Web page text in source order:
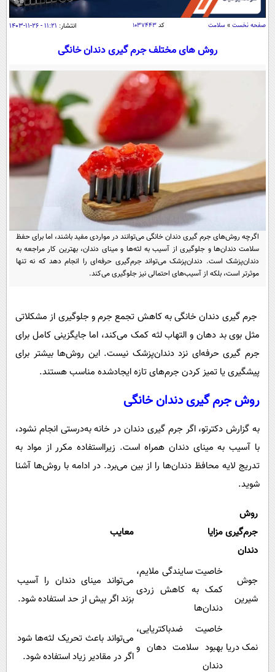
اقتصاد
اقتصادی
جامعه
حوادث
سلامت
یک برش دانایی
محیط زیست
سفر و تفریح
بین الملل
سیاست خارجی
فرهنگ و هنر
فناوری و It
علمی
اخبار کریپتو
قرآن
گوناگون
سرگرمی
باشگاه مغز
مجله تصویری سلاح
فیلم
اقتصاد
ورزش
سیاست
سرگرمی
حوادث
محیط زیست
سلامت
اجتماعی
عصر ایران 2
خواندنی ها و دیدنی ها
داستان کوتاه
پیامک
آشپزی
آموزش زبان
صفحه نخست » سلامت کد۱۰۳۷۴۴۳ انتشار: ۱۱:۲۱ - ۲۶-۱۱-۱۴۰۳
روش های مختلف جرم گیری دندان خانگی
اگرچه روش‌های جرم گیری دندان خانگی می‌توانند در مواردی مفید باشند، اما برای حفظ
سلامت دندان‌ها و جلوگیری از آسیب به لثه‌ها و مینای دندان، بهترین کار مراجعه به
دندان‌پزشک است. دندان‌پزشک می‌تواند جرم‌گیری حرفه‌ای را انجام دهد که نه تنها
موثرتر است، بلکه از آسیب‌های احتمالی نیز جلوگیری می‌کند.
جرم گیری دندان خانگی به کاهش تجمع جرم و جلوگیری از مشکلاتی
مثل بوی بد دهان و التهاب لثه کمک می‌کند، اما جایگزینی کامل برای
جرم گیری حرفه‌ای نزد دندان‌پزشک نیست. این روش‌ها بیشتر برای
پیشگیری یا تمیز کردن جرم‌های تازه‌ ایجادشده مناسب‌ هستند.
روش جرم گیری دندان خانگی
به گزارش دکترتو، اگر جرم گیری دندان در خانه به‌درستی انجام نشود،
با آسیب به مینای دندان همراه است. زیرااستفاده مکرر از مواد به
تدریج لایه محافظ دندان‌ها را از بین می‌برد. در ادامه با روش‌ها آشنا
شوید.
روش
جرم‌گیری
دندان
مزایا معایب
جوش
شیرین
خاصیت سایندگی ملایم،
کمک به کاهش زردی
دندان‌ها
می‌تواند مینای دندان را آسیب
بزند اگر بیش از حد استفاده شود.
نمک دریا
خاصیت ضدباکتریایی،
بهبود سلامت دهان و
دندان
می‌تواند باعث تحریک لثه‌ها شود
اگر در مقادیر زیاد استفاده شود.